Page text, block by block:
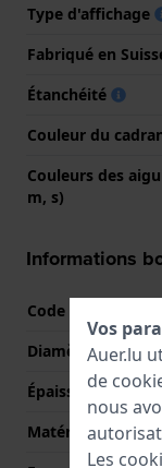
Type d'affichage
Fabriqué en
Étanchéité
Couleur du
Couleurs des
m, s)
Informations
Code boîtier
Diamètre
Épaisseur du
Matériel du
Vos
Auer.lu
de
nous
Les